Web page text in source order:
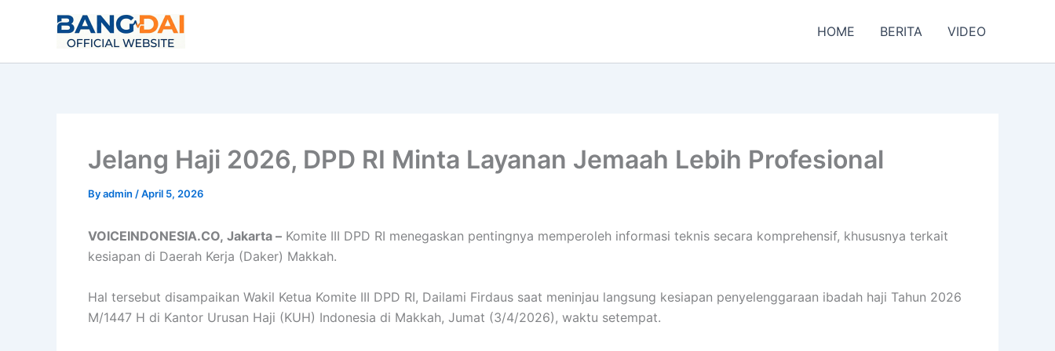
HOME BERITA VIDEO
Jelang Haji 2026, DPD RI Minta Layanan Jemaah Lebih Profesional
Byadmin /April 5, 2026
VOICEINDONESIA.CO, Jakarta – Komite III DPD RI menegaskan pentingnya memperoleh informasi teknis secara komprehensif, khususnya terkait
kesiapan di Daerah Kerja (Daker) Makkah.
Hal tersebut disampaikan Wakil Ketua Komite III DPD RI, Dailami Firdaus saat meninjau langsung kesiapan penyelenggaraan ibadah haji Tahun 2026
M/1447 H di Kantor Urusan Haji (KUH) Indonesia di Makkah, Jumat (3/4/2026), waktu setempat.